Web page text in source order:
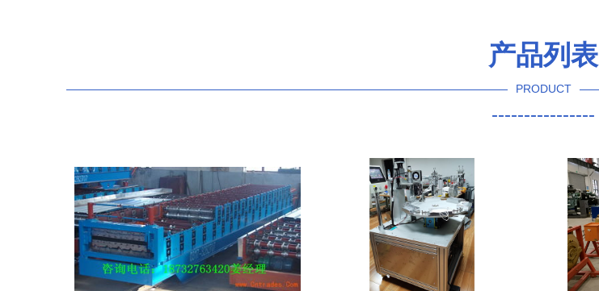
产品列表
PRODUCT
----------------